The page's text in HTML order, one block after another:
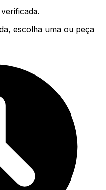
escolha uma ou peça